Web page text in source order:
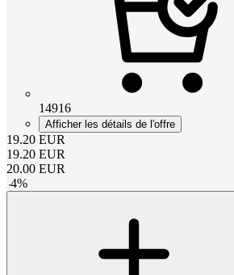
14916
Afficher les détails de l'offre
19.20 EUR
19.20 EUR
20.00 EUR
-4%